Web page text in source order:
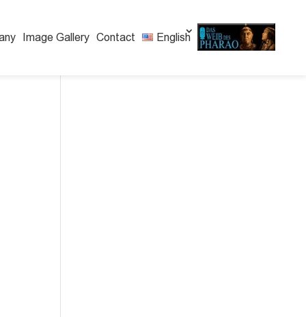
Image Gallery Contact English